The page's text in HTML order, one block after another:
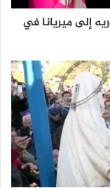
إلى ميريانا في